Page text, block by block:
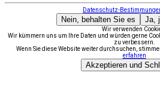
Datenschutz-
Nein, behalten Sie es Ja,
Wir verwenden
Wir kümmern uns um Ihre Daten und würden gerne
zu verbessern.
Wenn Sie diese Website weiter durchsuchen,
erfahren
Akzeptieren und